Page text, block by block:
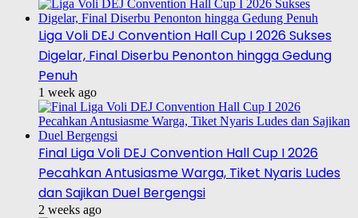
Liga Voli DEJ Convention Hall Cup I 2026 Sukses
Digelar, Final Diserbu Penonton hingga Gedung
Penuh
1 week ago
Final Liga Voli DEJ Convention Hall Cup I 2026
Pecahkan Antusiasme Warga, Tiket Nyaris Ludes
dan Sajikan Duel Bergengsi
2 weeks ago